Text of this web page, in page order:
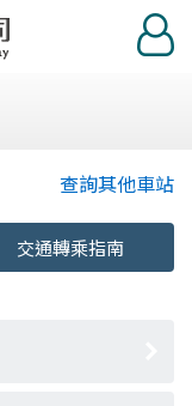
登
入
查詢其他車站
交通轉乘指南